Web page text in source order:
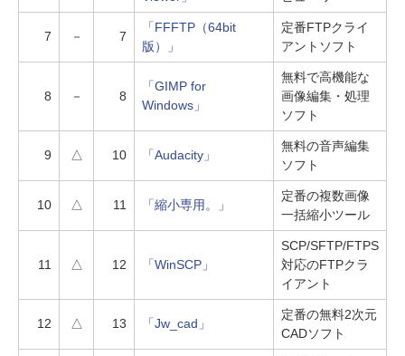
7 － 7
「FFFTP（64bit
版）」
定番FTPクライ
アントソフト
8 － 8
「GIMP for
Windows」
無料で高機能な
画像編集・処理
ソフト
9 △ 10 「Audacity」
無料の音声編集
ソフト
10 △ 11 「縮小専用。」
定番の複数画像
一括縮小ツール
11 △ 12 「WinSCP」
SCP/SFTP/FTPS
対応のFTPクラ
イアント
12 △ 13 「Jw_cad」
定番の無料2次元
CADソフト